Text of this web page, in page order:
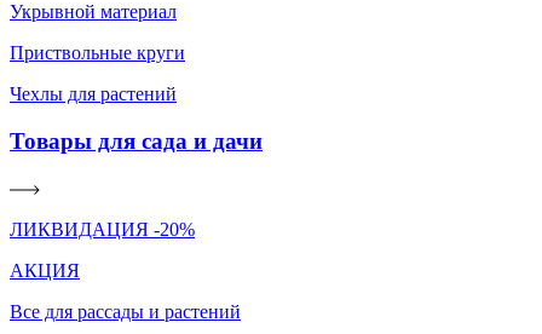
Укрывной материал
Приствольные круги
Чехлы для растений
Товары для сада и дачи
ЛИКВИДАЦИЯ -20%
АКЦИЯ
Все для рассады и растений